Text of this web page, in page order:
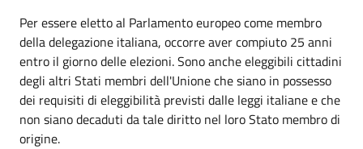
Per essere eletto al Parlamento europeo come membro
della delegazione italiana, occorre aver compiuto 25 anni
entro il giorno delle elezioni. Sono anche eleggibili cittadini
degli altri Stati membri dell'Unione che siano in possesso
dei requisiti di eleggibilità previsti dalle leggi italiane e che
non siano decaduti da tale diritto nel loro Stato membro di
origine.